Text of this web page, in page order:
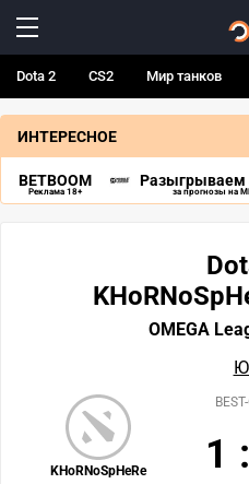
Dota 2 CS2 Мир танков
ИНТЕРЕСНОЕ
BETBOOM
Реклама 18+
Разыгрываем
за прогнозы на
OMEGA
KHoRNoSpHeRe 1 :